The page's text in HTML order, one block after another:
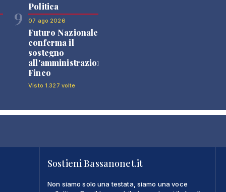
9
Politica
07 ago 2026
Futuro Nazionale
conferma il
sostegno
all'amministrazione
Finco
Visto 1.327 volte
Sostieni Bassanonet.it
Non siamo solo una testata, siamo una voce